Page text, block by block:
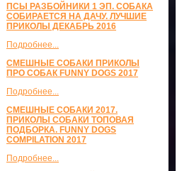
ПСЫ РАЗБОЙНИКИ 1 ЭП. СОБАКА
СОБИРАЕТСЯ НА ДАЧУ. ЛУЧШИЕ
ПРИКОЛЫ ДЕКАБРЬ 2016
Подробнее...
СМЕШНЫЕ СОБАКИ ПРИКОЛЫ
ПРО СОБАК FUNNY DOGS 2017
Подробнее...
СМЕШНЫЕ СОБАКИ 2017.
ПРИКОЛЫ СОБАКИ ТОПОВАЯ
ПОДБОРКА. FUNNY DOGS
COMPILATION 2017
Подробнее...